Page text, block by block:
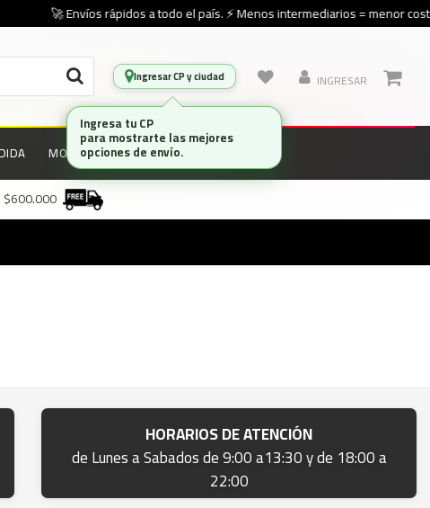
🚀 Envíos rápidos a todo el país. ⚡ Menos intermediarios = menor costo
Ingresar CP y ciudad INGRESAR
MONITORES MARCAS
$600.000
HORARIOS DE ATENCIÓN
de Lunes a Sabados de 9:00 a13:30 y de 18:00 a
22:00
Ingresa tu CP
para mostrarte las mejores
opciones de envío.